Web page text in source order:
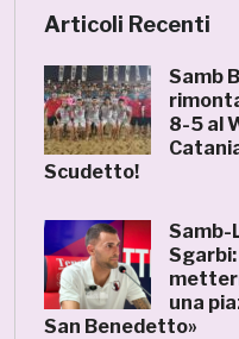
Articoli Recenti
Samb
8-5 al
Scudetto!
Samb-
una
San Benedetto»